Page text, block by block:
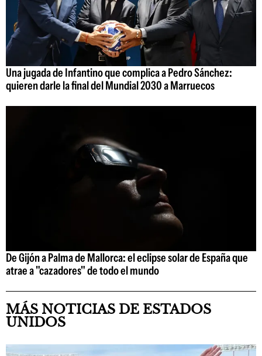
Una jugada de Infantino que complica a Pedro Sánchez:
quieren darle la final del Mundial 2030 a Marruecos
De Gijón a Palma de Mallorca: el eclipse solar de España que
atrae a "cazadores" de todo el mundo
MÁS NOTICIAS DE ESTADOS
UNIDOS